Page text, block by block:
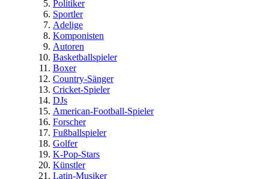
Politiker
Sportler
Adelige
Komponisten
Autoren
Basketballspieler
Boxer
Country-Sänger
Cricket-Spieler
DJs
American-Football-Spieler
Forscher
Fußballspieler
Golfer
K-Pop-Stars
Künstler
Latin-Musiker